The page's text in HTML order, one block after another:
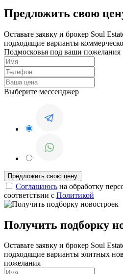
Предложить свою
Оставьте заявку и брокер Soul
подходящие варианты
Подмосковья под ваши пожелания
Выберите мессенджер
Соглашаюсь на обработку
соответствии с Политикой
Получить подборку
Оставьте заявку и брокер Soul
подходящие варианты элитных
пожелания